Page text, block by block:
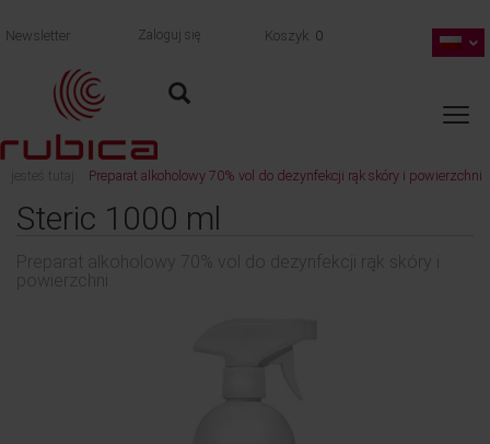
Newsletter Zaloguj się Koszyk 0
jesteś tutaj: Preparat alkoholowy 70% vol do dezynfekcji rąk skóry i powierzchni
Steric 1000 ml
Preparat alkoholowy 70% vol do dezynfekcji rąk skóry i
powierzchni